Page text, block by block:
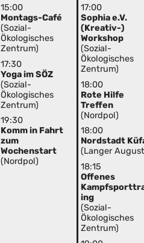
15:00
Montags-Café
(Sozial-
Ökologisches
Zentrum)
17:30
Yoga im SÖZ
(Sozial-
Ökologisches
Zentrum)
19:30
Komm in Fahrt
zum
Wochenstart
(Nordpol)
17:00
Sophia e.V.
(Kreativ-)
Workshop
(Sozial-
Ökologisches
Zentrum)
18:00
Rote Hilfe
Treffen
(Nordpol)
18:00
Nordstadt
(Langer
18:15
Offenes
ing
(Sozial-
Ökologisches
Zentrum)